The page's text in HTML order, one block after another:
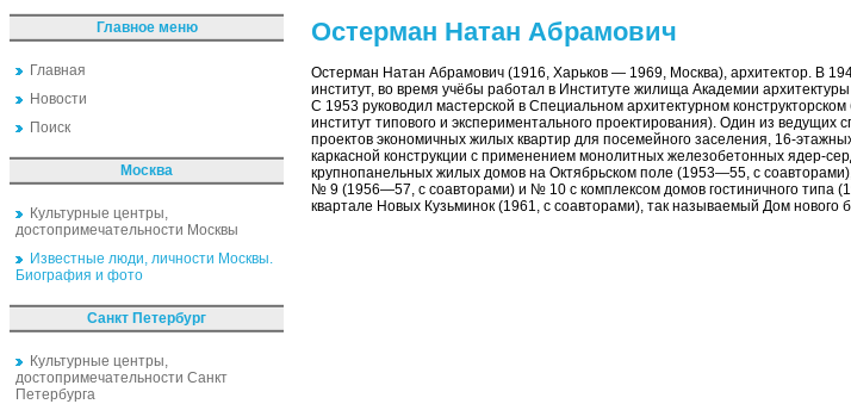
Главное меню
Главная
Новости
Поиск
Москва
Культурные центры,
достопримечательности Москвы
Известные люди, личности Москвы.
Биография и фото
Санкт Петербург
Культурные центры,
достопримечательности Санкт
Петербурга
Остерман Натан Абрамович
Остерман Натан Абрамович (1916, Харьков — 1969, Москва), архитектор. В
институт, во время учёбы работал в Институте жилища Академии
С 1953 руководил мастерской в Специальном архитектурном
институт типового и экспериментального проектирования). Один из ведущих
проектов экономичных жилых квартир для посемейного заселения, 16-
каркасной конструкции с применением монолитных железобетонных ядер-
крупнопанельных жилых домов на Октябрьском поле (1953—55, с
№ 9 (1956—57, с соавторами) и № 10 с комплексом домов гостиничного типа
квартале Новых Кузьминок (1961, с соавторами), так называемый Дом